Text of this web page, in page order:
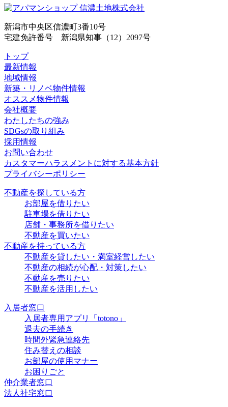
新潟市中央区信濃町3番10号
宅建免許番号 新潟県知事（12）2097号
トップ
最新情報
地域情報
新築・リノベ物件情報
オススメ物件情報
会社概要
わたしたちの強み
SDGsの取り組み
採用情報
お問い合わせ
カスタマーハラスメントに対する基本方針
プライバシーポリシー
不動産を探している方
お部屋を借りたい
駐車場を借りたい
店舗・事務所を借りたい
不動産を買いたい
不動産を持っている方
不動産を貸したい・満室経営したい
不動産の相続が心配・対策したい
不動産を売りたい
不動産を活用したい
入居者窓口
入居者専用アプリ「totono」
退去の手続き
時間外緊急連絡先
住み替えの相談
お部屋の使用マナー
お困りごと
仲介業者窓口
法人社宅窓口